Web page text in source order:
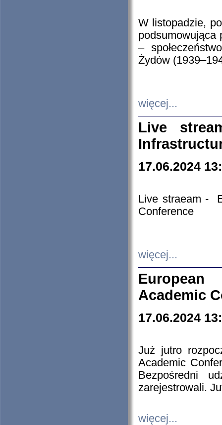
W listopadzie,
podsumowująca
–
Żydów
więcej...
Live
17.06.2024
Live straeam -
Conference
więcej...
European
Academic
17.06.2024
Już jutro
Academic
Bezpośredni
zarejestrowali.
więcej...